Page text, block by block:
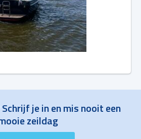
je in en mis nooit een
zeildag